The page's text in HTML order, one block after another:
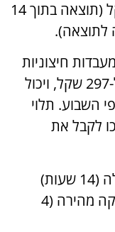
הבדיקה בנתב"ג יהיו נעים מ-45 שקל (תוצאה בתוך 14
חיצוניות
פרטיות טווח המחירים נע בין 200 ל-297 שקל, ויכול
750 שקל ול-1,000 בסופי השבוע. תלוי
לקבל את
מבדיקה בעמדות נתב"ג, בדיקה רגילה (14 שעות)
תעלה 44.88 שקל. לעומת זאת, בדיקה מהירה (4